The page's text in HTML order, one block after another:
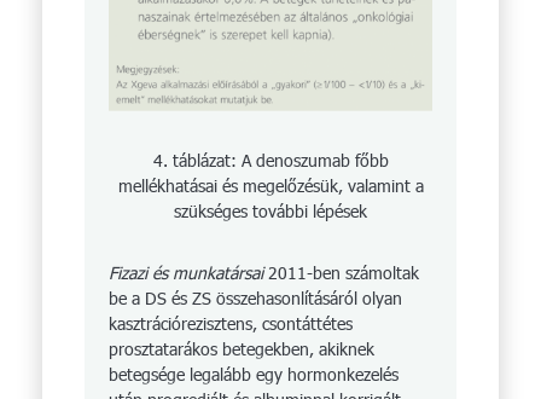
4. táblázat: A denoszumab főbb
mellékhatásai és megelőzésük, valamint a
szükséges további lépések
Fizazi és munkatársai2011-ben számoltak
be a DS és ZS összehasonlításáról olyan
kasztrációrezisztens, csontátté­tes
prosztatarákos betegekben, akiknek
betegsége legalább egy hormonkezelés